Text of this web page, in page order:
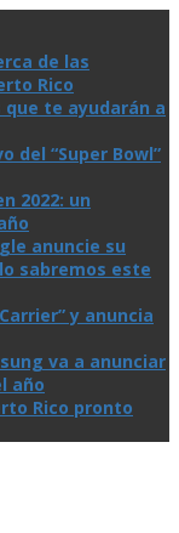
de las
Rico
que te ayudarán a
del “Super Bowl”
2022: un
anuncie su
sabremos este
y anuncia
va a anunciar
año
Rico pronto